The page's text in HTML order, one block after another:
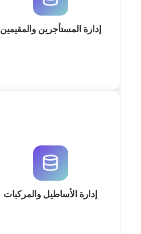
إدارة المستأجرين والمقيمين
قاعدة بيانات سحابية متطورة وبوابة
مخصصة. ابدأ الآن مجاناً.
إدارة الأساطيل والمركبات
تتبع الصيانة، الوقود، والسائقين في
منصة موحدة مدعومة بالذكاء
الاصطناعي. ابدأ مجاناً اليوم.